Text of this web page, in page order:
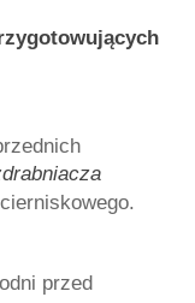
przed